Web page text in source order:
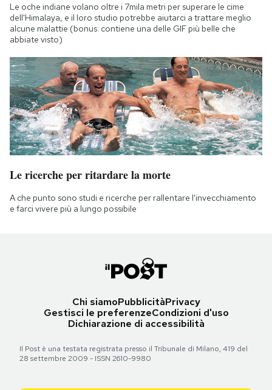
Le oche indiane volano oltre i 7mila metri per superare le cime
dell'Himalaya, e il loro studio potrebbe aiutarci a trattare meglio
alcune malattie (bonus: contiene una delle GIF più belle che
abbiate visto)
Le ricerche per ritardare la morte
A che punto sono studi e ricerche per rallentare l'invecchiamento
e farci vivere più a lungo possibile
Chi siamoPubblicitàPrivacy
Gestisci le preferenzeCondizioni d'uso
Dichiarazione di accessibilità
Il Post è una testata registrata presso il Tribunale di Milano, 419 del
28 settembre 2009 - ISSN 2610-9980